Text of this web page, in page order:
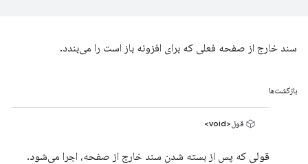
سند خارج از صفحه فعلی که برای افزونه باز است را می‌بندد.
بازگشت‌ها
قول<void>
قولی که پس از بسته شدن سند خارج از صفحه، اجرا می‌شود.